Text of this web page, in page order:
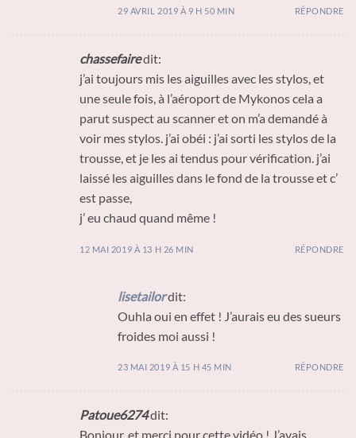
29 AVRIL 2019 À 9 H 50 MIN RÉPONDRE
chassefairedit:
j’ai toujours mis les aiguilles avec les stylos, et
une seule fois, à l’aéroport de Mykonos cela a
parut suspect au scanner et on m’a demandé à
voir mes stylos. j’ai obéi : j’ai sorti les stylos de la
trousse, et je les ai tendus pour vérification. j’ai
laissé les aiguilles dans le fond de la trousse et c’
est passe,
j’ eu chaud quand même !
12 MAI 2019 À 13 H 26 MIN RÉPONDRE
lisetailordit:
Ouhla oui en effet ! J’aurais eu des sueurs
froides moi aussi !
23 MAI 2019 À 15 H 45 MIN RÉPONDRE
Patoue6274dit:
Bonjour, et merci pour cette vidéo ! J’avais